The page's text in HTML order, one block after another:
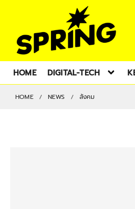
HOME DIGITAL-TECH
HOME NEWS สังคม